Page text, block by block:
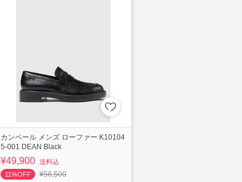
カンペール メンズ ローファー K10104
5-001 DEAN Black
¥49,900 送料込
11%OFF
¥56,500